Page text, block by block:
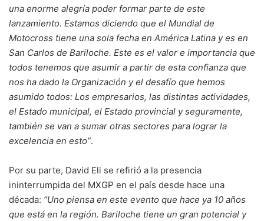
una enorme alegría poder formar parte de este
lanzamiento. Estamos diciendo que el Mundial de
Motocross tiene una sola fecha en América Latina y es en
San Carlos de Bariloche. Este es el valor e importancia que
todos tenemos que asumir a partir de esta confianza que
nos ha dado la Organización y el desafío que hemos
asumido todos: Los empresarios, las distintas actividades,
el Estado municipal, el Estado provincial y seguramente,
también se van a sumar otras sectores para lograr la
excelencia en esto”.
Por su parte, David Eli se refirió a la presencia
ininterrumpida del MXGP en el país desde hace una
década: “Uno piensa en este evento que hace ya 10 años
que está en la región. Bariloche tiene un gran potencial y